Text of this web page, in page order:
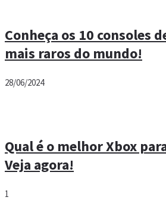
Conheça os 10 consoles
mais raros do mundo!
28/06/2024
Qual é o melhor Xbox
Veja agora!
1